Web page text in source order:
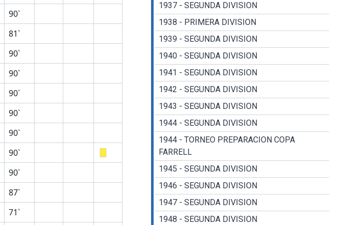
90`
81`
90`
90`
90`
90`
90`
90`
90`
87`
71`
1937 - SEGUNDA DIVISION
1938 - PRIMERA DIVISION
1939 - SEGUNDA DIVISION
1940 - SEGUNDA DIVISION
1941 - SEGUNDA DIVISION
1942 - SEGUNDA DIVISION
1943 - SEGUNDA DIVISION
1944 - SEGUNDA DIVISION
1944 - TORNEO PREPARACION COPA
FARRELL
1945 - SEGUNDA DIVISION
1946 - SEGUNDA DIVISION
1947 - SEGUNDA DIVISION
1948 - SEGUNDA DIVISION